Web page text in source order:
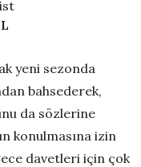
yeni sezonda
bahsederek,
da sözlerine
konulmasına izin
davetleri için çok